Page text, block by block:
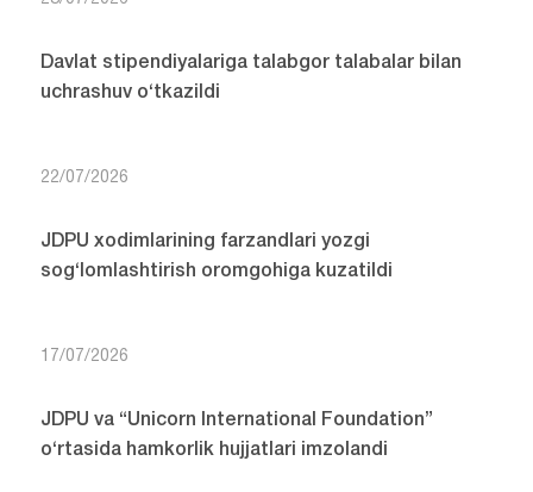
Davlat stipendiyalariga talabgor talabalar bilan
uchrashuv o‘tkazildi
22/07/2026
JDPU xodimlarining farzandlari yozgi
sog‘lomlashtirish oromgohiga kuzatildi
17/07/2026
JDPU va “Unicorn International Foundation”
o‘rtasida hamkorlik hujjatlari imzolandi